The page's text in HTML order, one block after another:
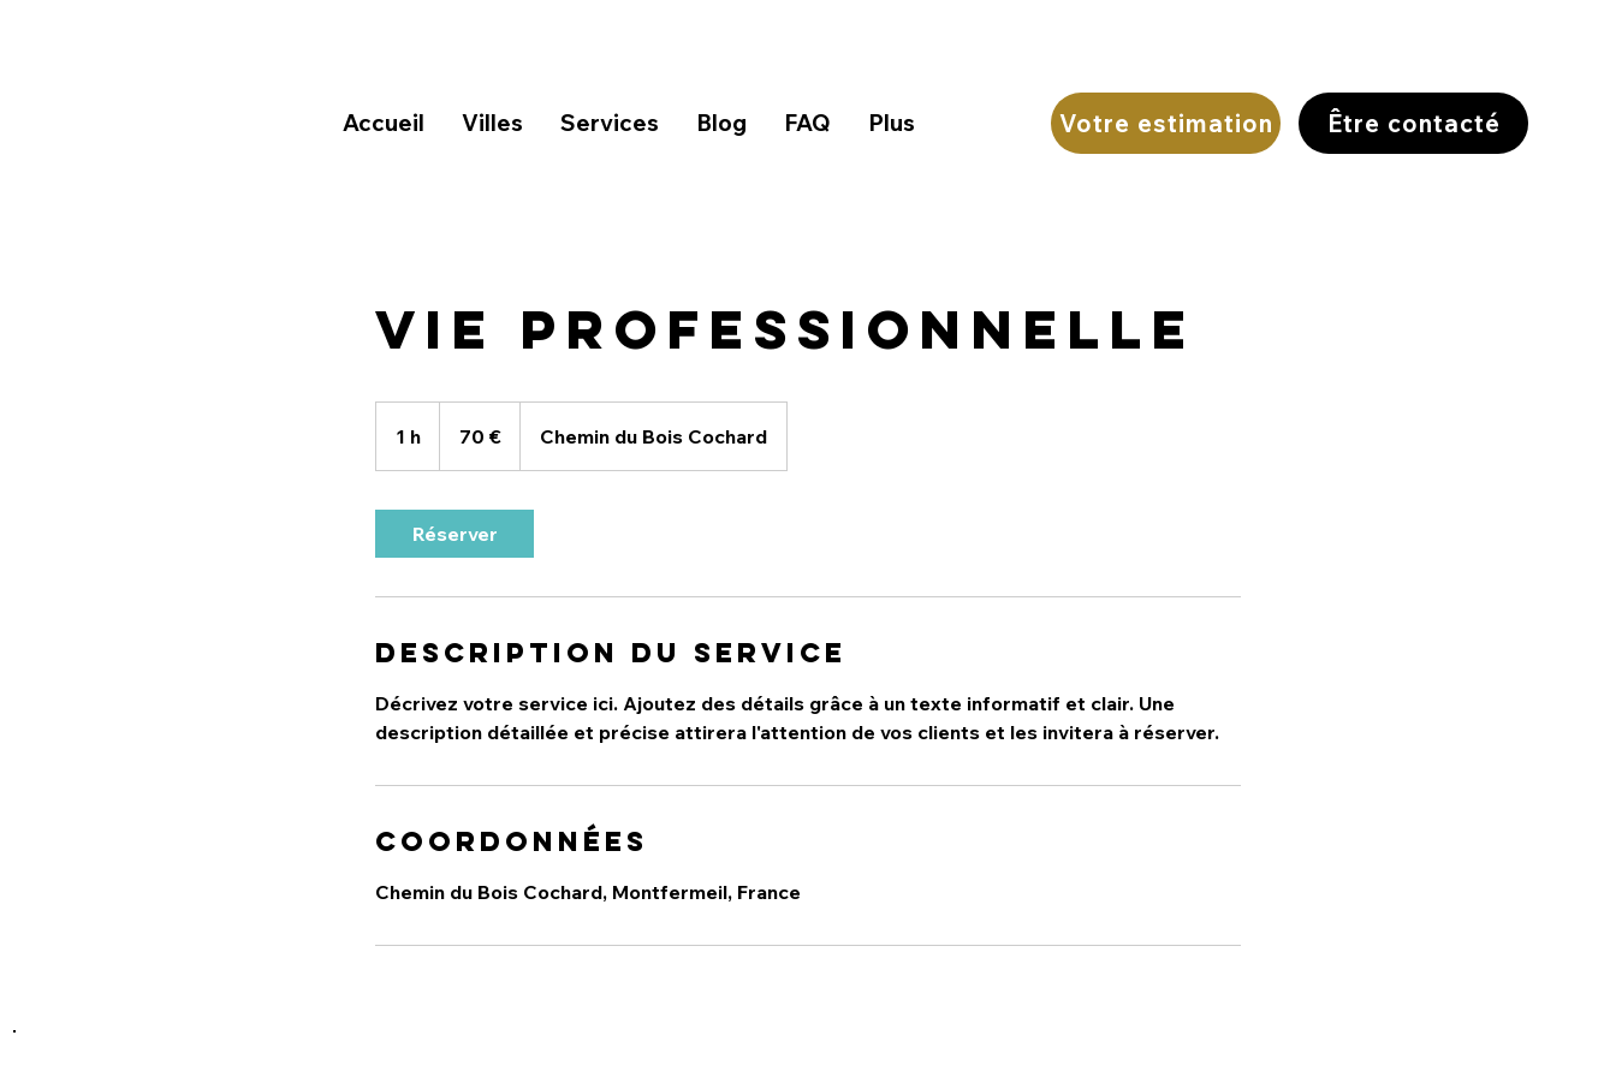
Accueil Villes Services Blog FAQ Plus Votre estimation Être contacté
Vie professionnelle
1 h 70 € Chemin du Bois Cochard
Réserver
Description du service
Décrivez votre service ici. Ajoutez des détails grâce à un texte informatif et clair. Une
description détaillée et précise attirera l'attention de vos clients et les invitera à réserver.
Coordonnées
Chemin du Bois Cochard, Montfermeil, France